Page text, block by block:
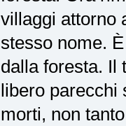
villaggi attorno
stesso nome.
dalla foresta. Il
libero parecchi
morti, non